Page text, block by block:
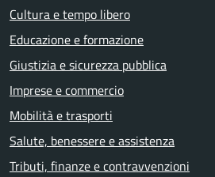
Cultura e tempo libero
Educazione e formazione
Giustizia e sicurezza pubblica
Imprese e commercio
Mobilità e trasporti
Salute, benessere e assistenza
Tributi, finanze e contravvenzioni